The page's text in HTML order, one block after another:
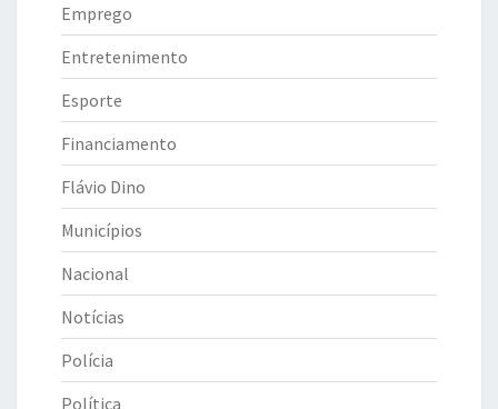
Emprego
Entretenimento
Esporte
Financiamento
Flávio Dino
Municípios
Nacional
Notícias
Polícia
Política